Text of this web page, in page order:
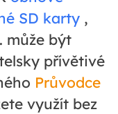
SD karty,
může být
přívětivé
Průvodce
využít bez